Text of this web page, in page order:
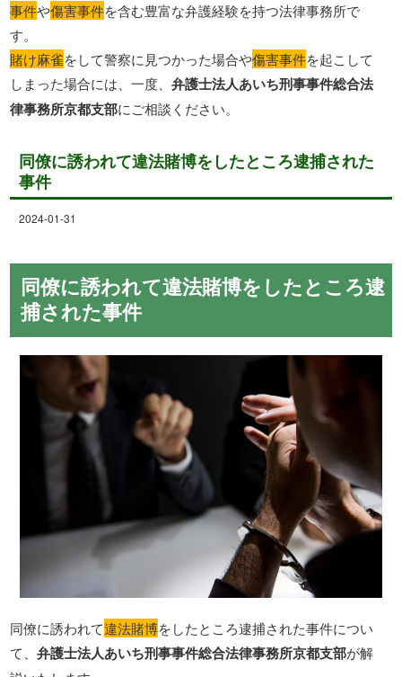
事件や傷害事件を含む豊富な弁護経験を持つ法律事務所で
す。
賭け麻雀をして警察に見つかった場合や傷害事件を起こして
しまった場合には、一度、弁護士法人あいち刑事事件総合法
律事務所京都支部にご相談ください。
同僚に誘われて違法賭博をしたところ逮捕された
事件
2024-01-31
同僚に誘われて違法賭博をしたところ逮
捕された事件
同僚に誘われて違法賭博をしたところ逮捕された事件につい
て、弁護士法人あいち刑事事件総合法律事務所京都支部が解